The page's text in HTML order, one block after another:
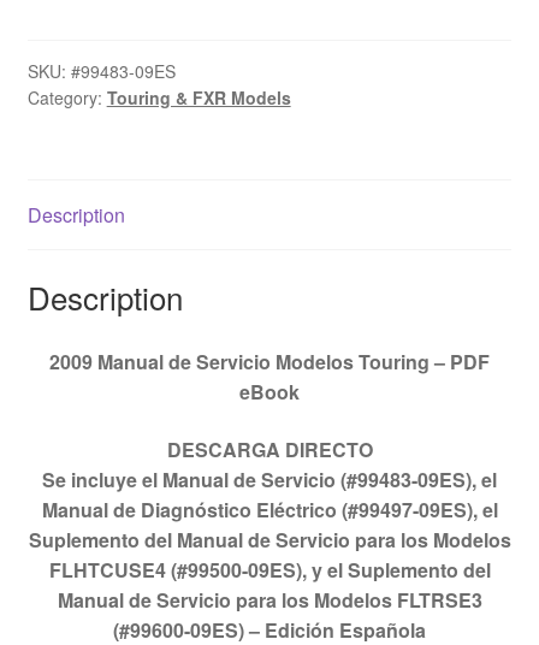
Touring
#99483-
SKU: #99483-09ES
Category: Touring & FXR Models
Description
Description
2009 Manual de Servicio Modelos Touring – PDF
eBook
DESCARGA DIRECTO
Se incluye el Manual de Servicio (#99483-09ES), el
Manual de Diagnóstico Eléctrico (#99497-09ES), el
Suplemento del Manual de Servicio para los Modelos
FLHTCUSE4 (#99500-09ES), y el Suplemento del
Manual de Servicio para los Modelos FLTRSE3
(#99600-09ES) – Edición Española